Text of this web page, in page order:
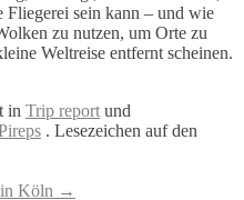
sein kann – und wie
zu nutzen, um Orte zu
Weltreise entfernt scheinen.
in Trip report und
. Lesezeichen auf den
Köln →